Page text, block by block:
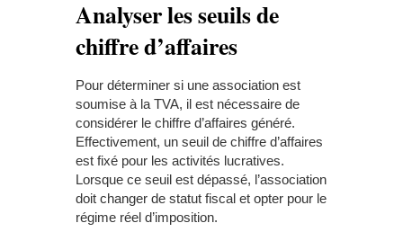
Analyser les seuils de
chiffre d’affaires
Pour déterminer si une association est
soumise à la TVA, il est nécessaire de
considérer le chiffre d’affaires généré.
Effectivement, un seuil de chiffre d’affaires
est fixé pour les activités lucratives.
Lorsque ce seuil est dépassé, l’association
doit changer de statut fiscal et opter pour le
régime réel d’imposition.